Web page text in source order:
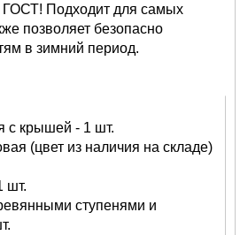
ГОСТ! Подходит для самых
позволяет безопасно
в зимний период.
с крышей - 1 шт.
(цвет из наличия на складе)
шт.
ступенями и